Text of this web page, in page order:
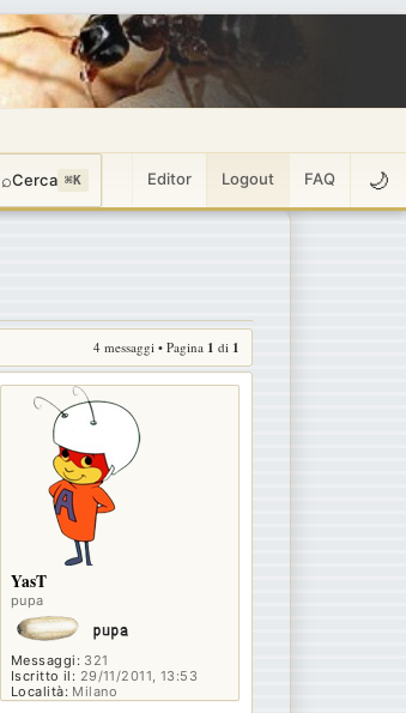
⌕Cerca ⌘K Editor Logout FAQ 🌙
4 messaggi • Pagina 1 di 1
YasT
pupa
Messaggi: 321
Iscritto il: 29/11/2011, 13:53
Località: Milano